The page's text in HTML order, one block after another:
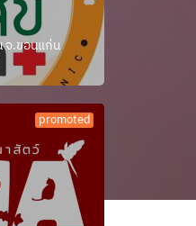
จ.ขอนแก่น
promoted